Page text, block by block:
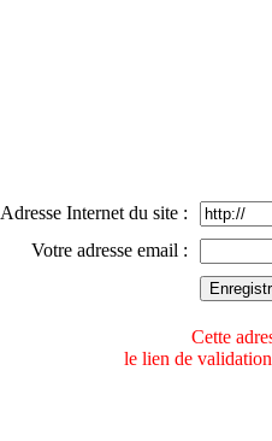
Adresse Internet du site :
Votre adresse email :
Cette
le lien de